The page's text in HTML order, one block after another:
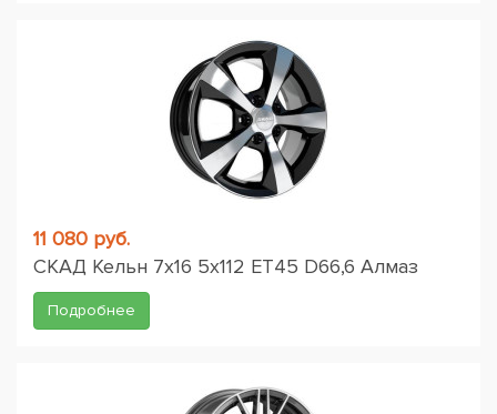
11 080 руб.
СКАД Кельн 7x16 5x112 ET45 D66,6 Алмаз
Подробнее